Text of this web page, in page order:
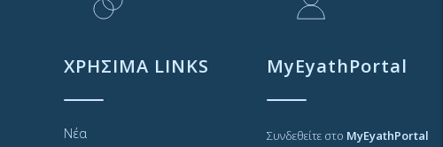
ΧΡΗΣΙΜΑ LINKS
Νέα
MyEyathPortal
Συνδεθείτε στο MyEyathPortal